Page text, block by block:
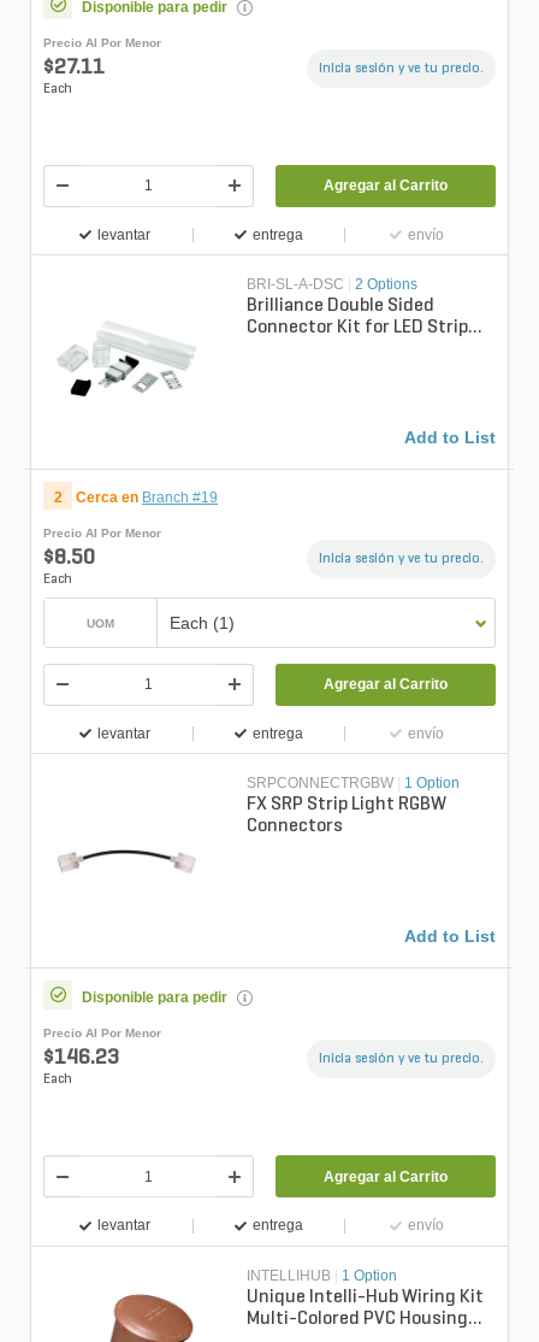
Disponible para pedir
Precio Al Por Menor
$27.11
Each
Inicia sesión y ve tu precio.
Agregar al Carrito
levantar entrega envío
BRI-SL-A-DSC 2 Options
Brilliance Double Sided
Connector Kit for LED Strip
Add to List
2 Cerca en Branch #19
Precio Al Por Menor
$8.50
Each
Inicia sesión y ve tu precio.
UOM Each (1)
Agregar al Carrito
levantar entrega envío
SRPCONNECTRGBW 1 Option
FX SRP Strip Light RGBW
Connectors
Add to List
Disponible para pedir
Precio Al Por Menor
$146.23
Each
Inicia sesión y ve tu precio.
Agregar al Carrito
levantar entrega envío
INTELLIHUB 1 Option
Unique Intelli-Hub Wiring Kit
Multi-Colored PVC Housing